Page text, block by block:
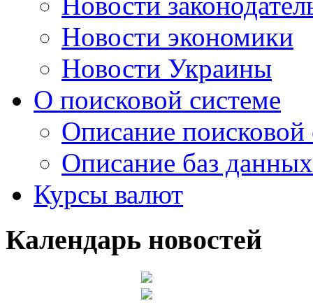
Новости экономики
Новости Украины
О поисковой системе
Описание
Описание баз данных
Курсы валют
Календарь новостей